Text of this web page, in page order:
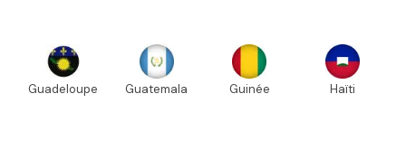
Guadeloupe Guatemala Guinée Haïti